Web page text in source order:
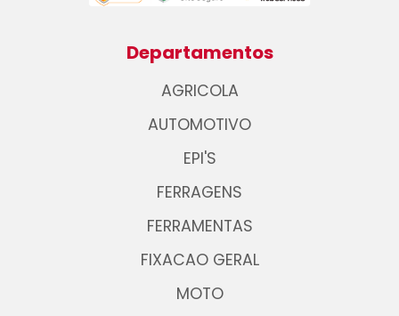
Departamentos
AGRICOLA
AUTOMOTIVO
EPI'S
FERRAGENS
FERRAMENTAS
FIXACAO GERAL
MOTO